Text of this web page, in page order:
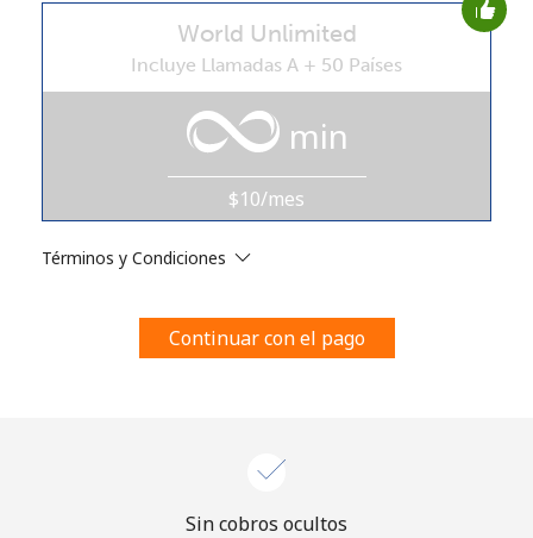
estosTérminos y condiciones.
Únete
¡Hola!
Inicia sesión oREGÍSTRATE →
World Unlimited
Incluye Llamadas A + 50 Países
min
$10/mes
Términos y Condiciones
Continuar con el pago
Sin cobros ocultos